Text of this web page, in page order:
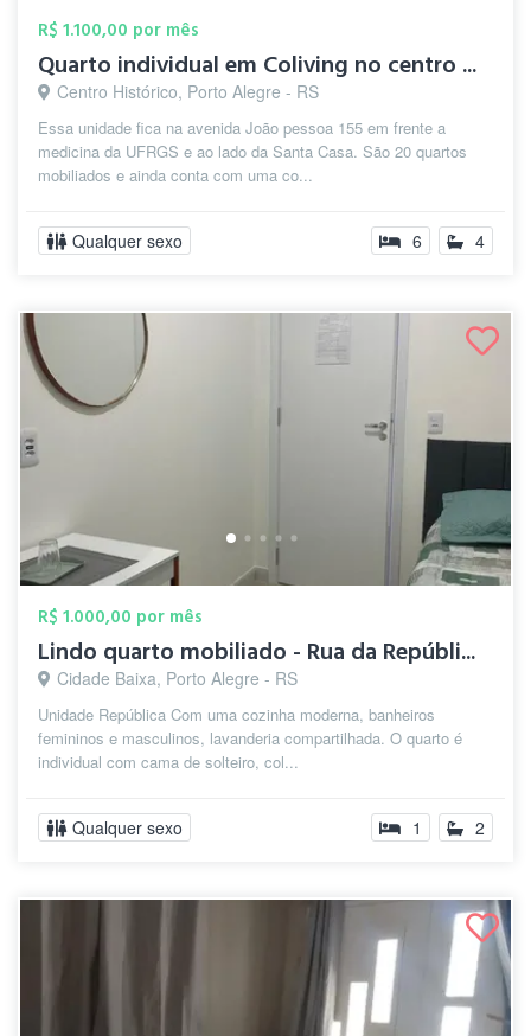
R$ 1.100,00 por mês
Quarto individual em Coliving no centro ...
Centro Histórico, Porto Alegre - RS
Essa unidade fica na avenida João pessoa 155 em frente a
medicina da UFRGS e ao lado da Santa Casa. São 20 quartos
mobiliados e ainda conta com uma co...
Qualquer sexo 6 4
R$ 1.000,00 por mês
Lindo quarto mobiliado - Rua da Repúbli...
Cidade Baixa, Porto Alegre - RS
Unidade República Com uma cozinha moderna, banheiros
femininos e masculinos, lavanderia compartilhada. O quarto é
individual com cama de solteiro, col...
Qualquer sexo 1 2